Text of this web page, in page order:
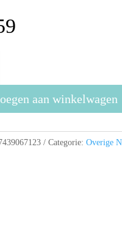
aan winkelwagen
Categorie: Overige